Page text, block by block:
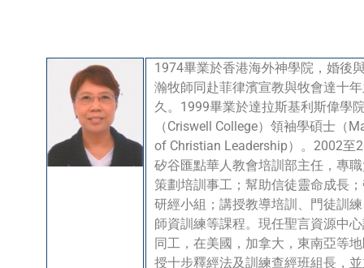
1974畢業於香港海外神學院，婚後
瀚牧師同赴菲律濱宣教與牧會達十
久。1999畢業於達拉斯基利斯偉學
（Criswell College）領袖學碩士（
of Christian Leadership）。2002至
矽谷匯點華人教會培訓部主任，­­­專
策劃培訓事工；幫助信徒靈命成長
研經小組；講授教導培訓、門徒訓
師資訓練等課程。現任聖言資源中
同工，在美國，加拿大，東南亞等
授十步釋經法及訓練查經班組長，